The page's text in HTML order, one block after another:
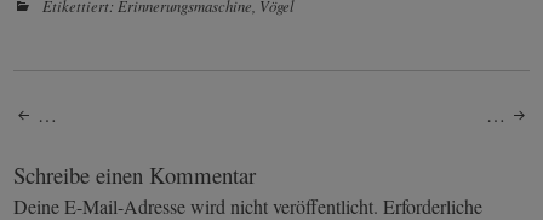
Etikettiert: Erinnerungsmaschine Vögel
Post
navigation
… …
Schreibe einen Kommentar
Deine E-Mail-Adresse wird nicht veröffentlicht. Erforderliche